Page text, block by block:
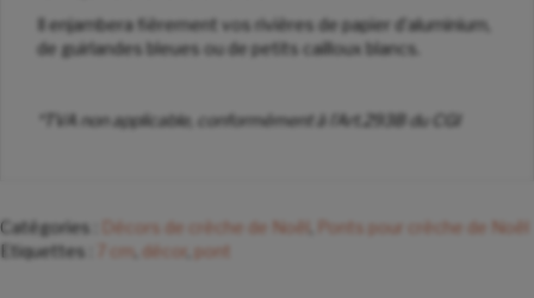
Il enjambera fièrement vos rivières de papier d’aluminium,
de guirlandes bleues ou de petits cailloux blancs.
*TVA non applicable, conformément à l’Art.293B du CGI
Catégories : Décors de crèche de Noël
Ponts pour crèche de Noël
Etiquettes :
décor pont